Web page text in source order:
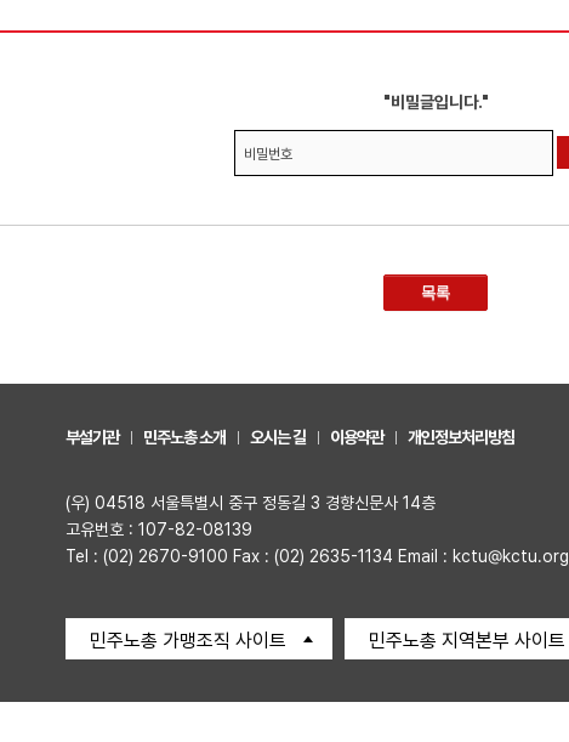
"비밀글입니다."
비밀번호
목록
부설기관 민주노총 소개 오시는 길 이용약관 개인정보처리방침
(우) 04518 서울특별시 중구 정동길 3 경향신문사 14층
고유번호 : 107-82-08139
Tel : (02) 2670-9100 Fax : (02) 2635-1134 Email : kctu@kctu.org
민주노총 가맹조직 사이트 민주노총 지역본부 사이트